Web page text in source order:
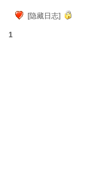
[隐藏日志]
1